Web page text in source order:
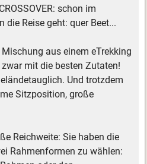
schon im
Reise geht: quer Beet...
Mischung aus einem eTrekking
mit die besten Zutaten!
Und trotzdem
Sitzposition, große
Reichweite: Sie haben die
Rahmenformen zu wählen: